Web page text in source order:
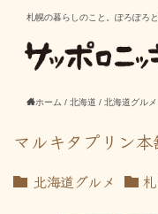
札幌の暮らしのこと。ぽろぽろ
ホーム / 北海道 / 北海道グルメ
マルキタプリン
北海道グルメ 札